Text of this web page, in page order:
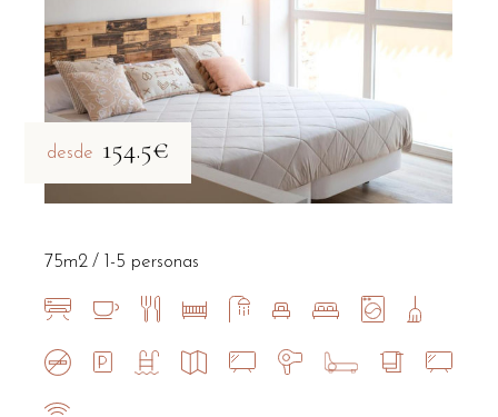
desde 154.5€
75m2 1-5 personas